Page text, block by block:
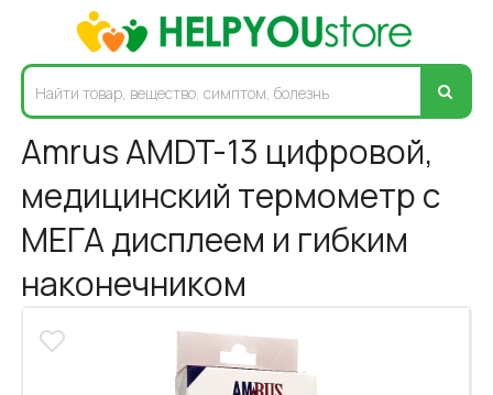
Amrus AMDT-13 цифровой,
медицинский термометр с
МЕГА дисплеем и гибким
наконечником